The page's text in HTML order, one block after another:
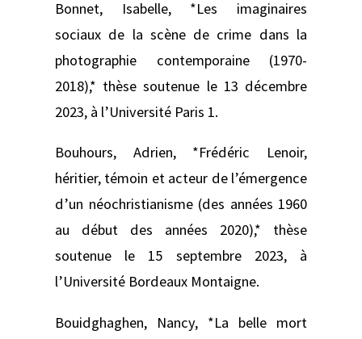
Bonnet, Isabelle, *Les imaginaires
sociaux de la scène de crime dans la
photographie contemporaine (1970-
2018),* thèse soutenue le 13 décembre
2023, à l’Université Paris 1.
Bouhours, Adrien, *Frédéric Lenoir,
héritier, témoin et acteur de l’émergence
d’un néochristianisme (des années 1960
au début des années 2020),* thèse
soutenue le 15 septembre 2023, à
l’Université Bordeaux Montaigne.
Bouidghaghen, Nancy, *La belle mort